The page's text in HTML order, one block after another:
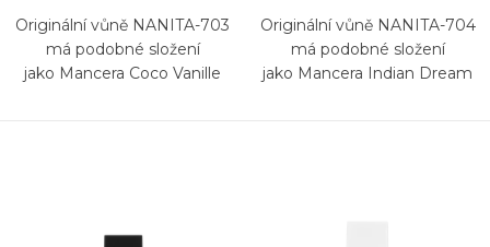
Originální vůně NANITA-703
má podobné složení
jako Mancera Coco Vanille
Originální vůně NANITA-704
má podobné složení
jako Mancera Indian Dream